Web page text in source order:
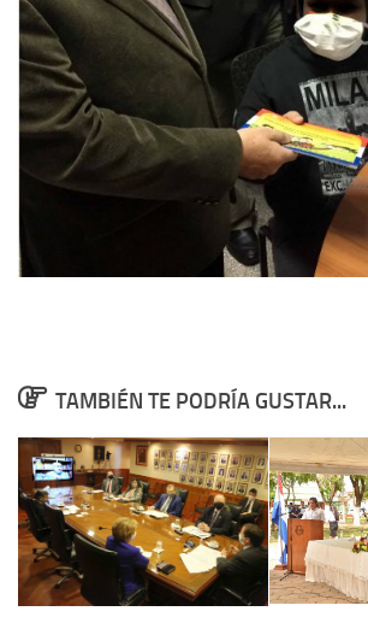
TAMBIÉN TE PODRÍA GUSTAR...